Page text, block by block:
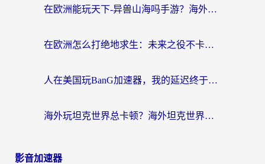
在欧洲能玩天下-异兽山海吗手游？海外玩家的加速器生存指南
在欧洲怎么打绝地求生：未来之役不卡？留学生亲测的加速器避坑指南
人在美国玩BanG加速器，我的延迟终于绿了
海外玩坦克世界总卡顿？海外坦克世界加速器有哪些？实测好用的选择在这里
影音加速器